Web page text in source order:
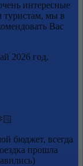
интересные
мы в
Вас
2026 год.
бюджет, всегда
прошла